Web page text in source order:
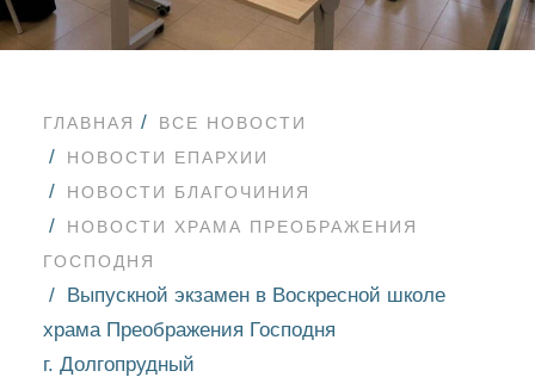
ГЛАВНАЯ
ВСЕ НОВОСТИ
НОВОСТИ ЕПАРХИИ
НОВОСТИ БЛАГОЧИНИЯ
НОВОСТИ ХРАМА ПРЕОБРАЖЕНИЯ
ГОСПОДНЯ
Выпускной экзамен в Воскресной школе
храма Преображения Господня
г. Долгопрудный